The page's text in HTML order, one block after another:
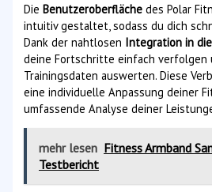
DieBenutzeroberfläche des Polar
intuitiv gestaltet, sodass du dich
Dank der nahtlosen Integration in
deine Fortschritte einfach verfolgen
Trainingsdaten auswerten. Diese
eine individuelle Anpassung deiner
umfassende Analyse deiner
mehr lesen Fitness Armband
Testbericht